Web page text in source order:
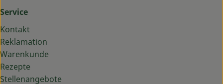
Service
Kontakt
Reklamation
Warenkunde
Rezepte
Stellenangebote